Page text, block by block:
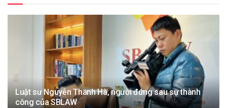
Luật sư Nguyễn Thanh Hà, người đứng sau sự thành
công của SBLAW